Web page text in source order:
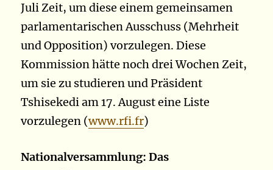
Juli Zeit, um diese einem gemeinsamen
parlamentarischen Ausschuss (Mehrheit
und Opposition) vorzulegen. Diese
Kommission hätte noch drei Wochen Zeit,
um sie zu studieren und Präsident
Tshisekedi am 17. August eine Liste
vorzulegen (www.rfi.fr)
Nationalversammlung: Das